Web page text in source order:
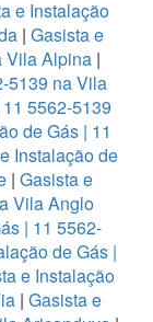
e Instalação
| Gasista e
Vila Alpina |
5139 na Vila
5562-5139
de Gás | 11
Instalação de
| Gasista e
Vila Anglo
| 11 5562-
de Gás |
e Instalação
| Gasista e